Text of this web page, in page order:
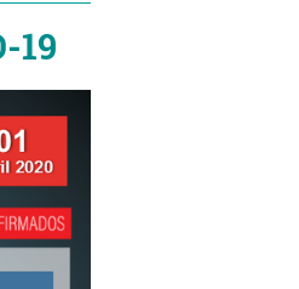
19